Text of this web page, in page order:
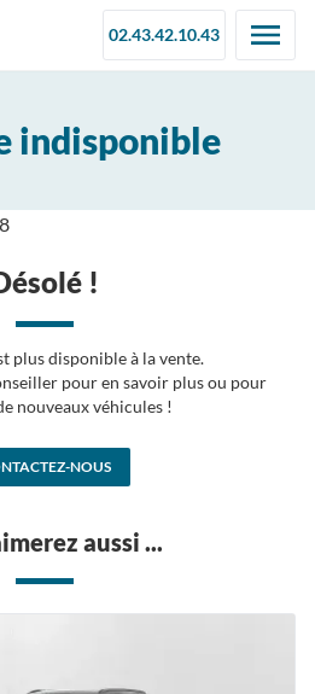
02.43.42.10.43
indisponible
!
plus disponible à la vente.
pour en savoir plus ou pour
nouveaux véhicules !
NOUS
aussi ...